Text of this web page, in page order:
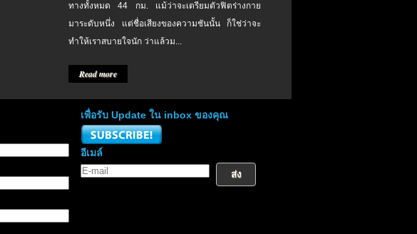
ทางทั้งหมด 44 กม. แม้ว่าจะเตรียมตัวฟิตร่างกาย
มาระดับหนึ่ง แต่ชื่อเสียงของความชันนั้น ก็ใช่ว่าจะ
ทำให้เราสบายใจนัก ว่าแล้วม...
Read more
เพื่อรับ Update ใน inbox ของคุณ
อีเมล์
ส่ง